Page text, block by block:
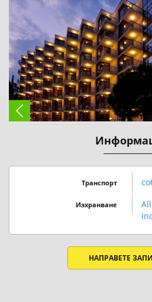
Транспорт
Изхранване
НАПРАВЕТЕ